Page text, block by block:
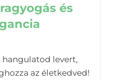
és
hangulatod levert,
az életkedved!